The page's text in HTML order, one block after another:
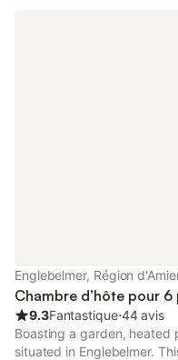
Englebelmer, Région
Chambre d’hôte pour 6
9.3Fantastique⋅44 avis
Boasting a garden, heated
situated in Englebelmer.